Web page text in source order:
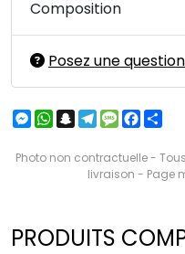
Composition
Posez une question
Messenger
WhatsApp
Snapchat
Telegram
Message
Photo non contractuelle -
livraison - Page
PRODUITS